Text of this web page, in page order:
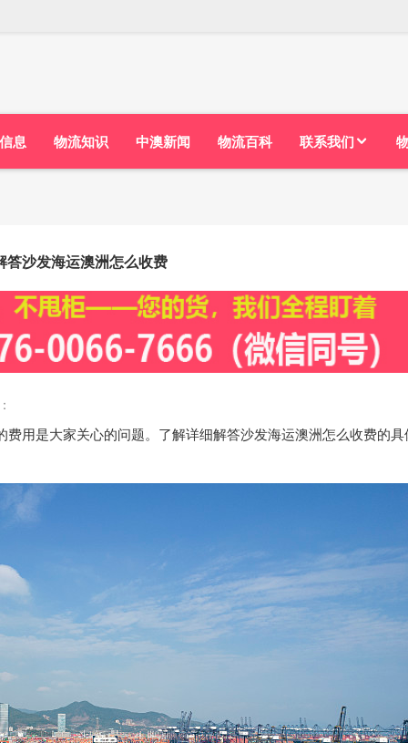
息 物流知识 中澳新闻 物流百科 联系我们
答沙发海运澳洲怎么收费
用是大家关心的问题。了解详细解答沙发海运澳洲怎么收费的具